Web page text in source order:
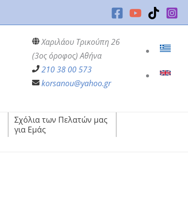
Χαριλάου Τρικούπη 26
(3ος όροφος) Αθήνα
210 38 00 573
korsanou@yahoo.gr
Σχόλια των Πελατών μας
για Εμάς